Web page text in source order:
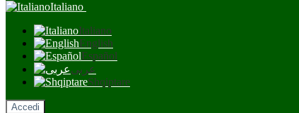
Italiano
Italiano
English
Español
عربى
Shqiptare
Accedi